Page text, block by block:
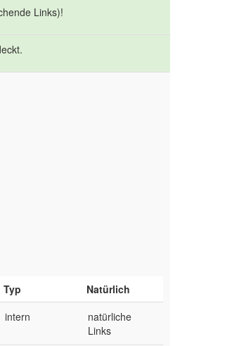
Links)!
Typ
Natürlich
intern
natürliche
Links